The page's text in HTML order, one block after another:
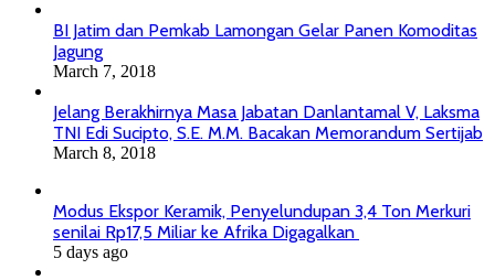
BI Jatim dan Pemkab Lamongan Gelar Panen Komoditas
Jagung
March 7, 2018
Jelang Berakhirnya Masa Jabatan Danlantamal V, Laksma
TNI Edi Sucipto, S.E. M.M. Bacakan Memorandum Sertijab
March 8, 2018
Modus Ekspor Keramik, Penyelundupan 3,4 Ton Merkuri
senilai Rp17,5 Miliar ke Afrika Digagalkan
5 days ago